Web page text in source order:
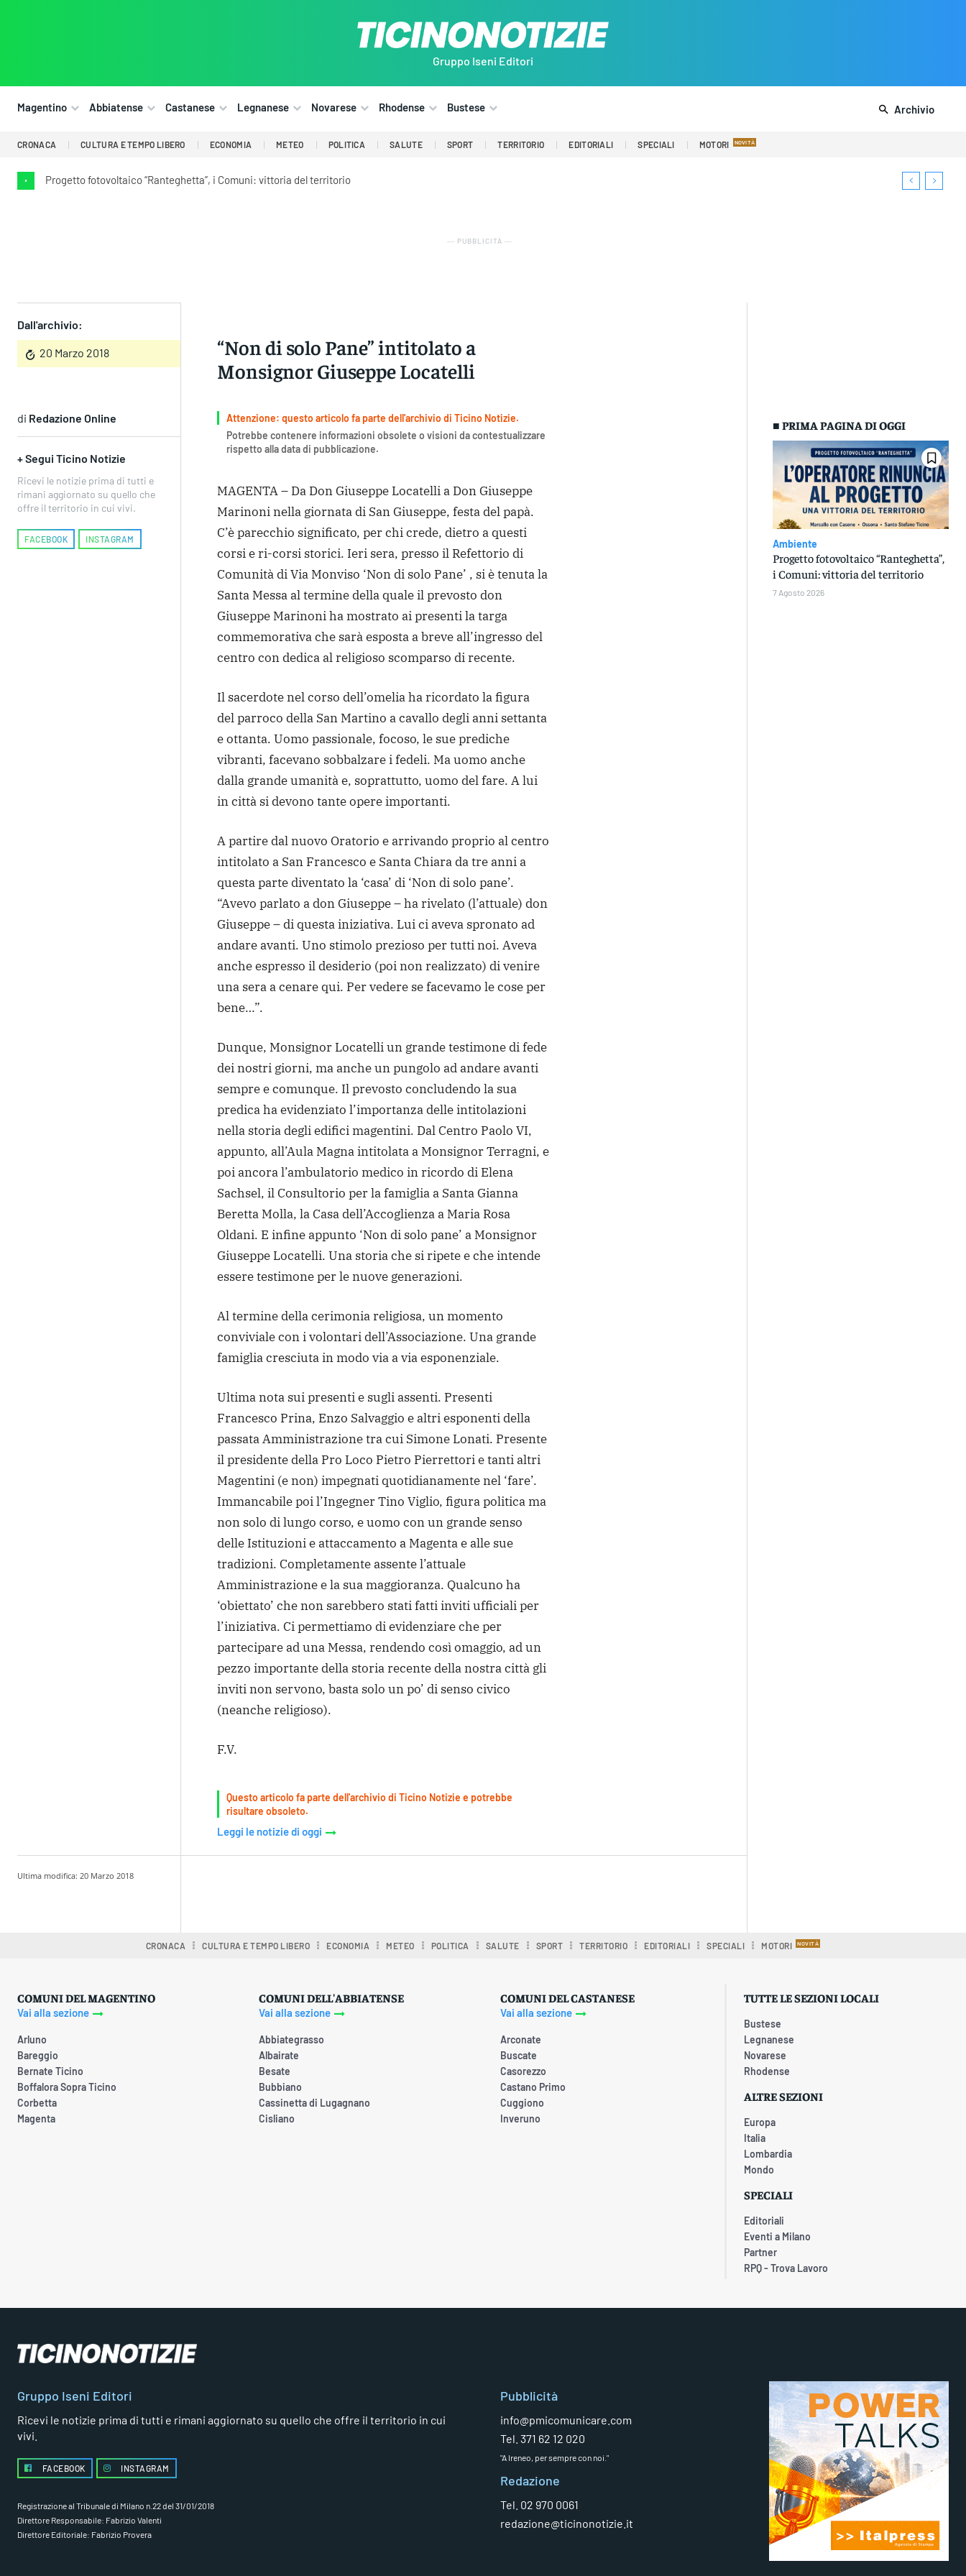
Gruppo Iseni Editori
Magentino Abbiatense Castanese Legnanese Novarese Rhodense Bustese Archivio
CRONACA CULTURA E TEMPO LIBERO ECONOMIA METEO POLITICA SALUTE SPORT TERRITORIO EDITORIALI SPECIALI MOTORI
• Progetto fotovoltaico “Ranteghetta”, i Comuni: vittoria del territorio
― PUBBLICITÀ ―
Dall'archivio:
20 Marzo 2018
“Non di solo Pane” intitolato a
Monsignor Giuseppe Locatelli
di Redazione Online
+ Segui Ticino Notizie
Ricevi le notizie prima di tutti e
rimani aggiornato su quello che
offre il territorio in cui vivi.
FACEBOOK INSTAGRAM
Attenzione: questo articolo fa parte dell'archivio di Ticino Notizie.
Potrebbe contenere informazioni obsolete o visioni da contestualizzare
rispetto alla data di pubblicazione.
MAGENTA – Da Don Giuseppe Locatelli a Don Giuseppe
Marinoni nella giornata di San Giuseppe, festa del papà.
C’è parecchio significato, per chi crede, dietro a questi
corsi e ri-corsi storici. Ieri sera, presso il Refettorio di
Comunità di Via Monviso ‘Non di solo Pane’ , si è tenuta la
Santa Messa al termine della quale il prevosto don
Giuseppe Marinoni ha mostrato ai presenti la targa
commemorativa che sarà esposta a breve all’ingresso del
centro con dedica al religioso scomparso di recente.
Il sacerdote nel corso dell’omelia ha ricordato la figura
del parroco della San Martino a cavallo degli anni settanta
e ottanta. Uomo passionale, focoso, le sue prediche
vibranti, facevano sobbalzare i fedeli. Ma uomo anche
dalla grande umanità e, soprattutto, uomo del fare. A lui
in città si devono tante opere importanti.
A partire dal nuovo Oratorio e arrivando proprio al centro
intitolato a San Francesco e Santa Chiara da tre anni a
questa parte diventato la ‘casa’ di ‘Non di solo pane’.
“Avevo parlato a don Giuseppe – ha rivelato (l’attuale) don
Giuseppe – di questa iniziativa. Lui ci aveva spronato ad
andare avanti. Uno stimolo prezioso per tutti noi. Aveva
anche espresso il desiderio (poi non realizzato) di venire
una sera a cenare qui. Per vedere se facevamo le cose per
bene…”.
Dunque, Monsignor Locatelli un grande testimone di fede
dei nostri giorni, ma anche un pungolo ad andare avanti
sempre e comunque. Il prevosto concludendo la sua
predica ha evidenziato l’importanza delle intitolazioni
nella storia degli edifici magentini. Dal Centro Paolo VI,
appunto, all’Aula Magna intitolata a Monsignor Terragni, e
poi ancora l’ambulatorio medico in ricordo di Elena
Sachsel, il Consultorio per la famiglia a Santa Gianna
Beretta Molla, la Casa dell’Accoglienza a Maria Rosa
Oldani. E infine appunto ‘Non di solo pane’ a Monsignor
Giuseppe Locatelli. Una storia che si ripete e che intende
essere testimone per le nuove generazioni.
Al termine della cerimonia religiosa, un momento
conviviale con i volontari dell’Associazione. Una grande
famiglia cresciuta in modo via a via esponenziale.
Ultima nota sui presenti e sugli assenti. Presenti
Francesco Prina, Enzo Salvaggio e altri esponenti della
passata Amministrazione tra cui Simone Lonati. Presente
il presidente della Pro Loco Pietro Pierrettori e tanti altri
Magentini (e non) impegnati quotidianamente nel ‘fare’.
Immancabile poi l’Ingegner Tino Viglio, figura politica ma
non solo di lungo corso, e uomo con un grande senso
delle Istituzioni e attaccamento a Magenta e alle sue
tradizioni. Completamente assente l’attuale
Amministrazione e la sua maggioranza. Qualcuno ha
‘obiettato’ che non sarebbero stati fatti inviti ufficiali per
l’iniziativa. Ci permettiamo di evidenziare che per
partecipare ad una Messa, rendendo così omaggio, ad un
pezzo importante della storia recente della nostra città gli
inviti non servono, basta solo un po’ di senso civico
(neanche religioso).
F.V.
Questo articolo fa parte dell'archivio di Ticino Notizie e potrebbe
risultare obsoleto.
Leggi le notizie di oggi
■ PRIMA PAGINA DI OGGI
Ambiente
Progetto fotovoltaico “Ranteghetta”,
i Comuni: vittoria del territorio
7 Agosto 2026
Ultima modifica: 20 Marzo 2018
CRONACA CULTURA E TEMPO LIBERO ECONOMIA METEO POLITICA SALUTE SPORT TERRITORIO EDITORIALI SPECIALI MOTORI
COMUNI DEL MAGENTINO
Vai alla sezione
Arluno
Bareggio
Bernate Ticino
Boffalora Sopra Ticino
Corbetta
Magenta
COMUNI DELL'ABBIATENSE
Vai alla sezione
Abbiategrasso
Albairate
Besate
Bubbiano
Cassinetta di Lugagnano
Cisliano
COMUNI DEL CASTANESE
Vai alla sezione
Arconate
Buscate
Casorezzo
Castano Primo
Cuggiono
Inveruno
TUTTE LE SEZIONI LOCALI
Bustese
Legnanese
Novarese
Rhodense
ALTRE SEZIONI
Europa
Italia
Lombardia
Mondo
SPECIALI
Editoriali
Eventi a Milano
Partner
RPQ - Trova Lavoro
Gruppo Iseni Editori
Ricevi le notizie prima di tutti e rimani aggiornato su quello che offre il territorio in cui
vivi.
FACEBOOK INSTAGRAM
Registrazione al Tribunale di Milano n.22 del 31/01/2018
Direttore Responsabile: Fabrizio Valenti
Direttore Editoriale: Fabrizio Provera
Pubblicità
info@pmicomunicare.com
Tel. 371 62 12 020
"A Ireneo, per sempre con noi."
Redazione
Tel. 02 970 0061
redazione@ticinonotizie.it